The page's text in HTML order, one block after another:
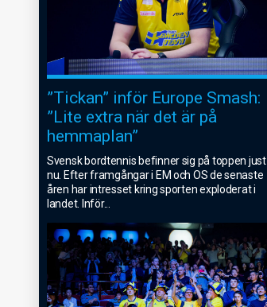
”Tickan” inför Europe Smash:
”Lite extra när det är på
hemmaplan”
Svensk bordtennis befinner sig på toppen just
nu. Efter framgångar i EM och OS de senaste
åren har intresset kring sporten exploderat i
landet. Inför...